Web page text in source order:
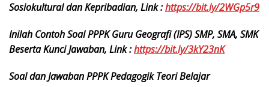
Sosiokultural dan Kepribadian, Link :https://bit.ly/2WGp5r9
Inilah Contoh Soal PPPK Guru Geografi (IPS) SMP, SMA, SMK
Beserta Kunci Jawaban, Link :https://bit.ly/3kY23nK
Soal dan Jawaban PPPK Pedagogik Teori Belajar